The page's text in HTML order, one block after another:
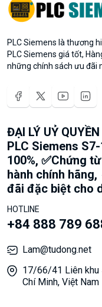
PLC Siemens là thương
PLC Siemens giá tốt,
những chính sách ưu đãi
ĐẠI LÝ UỶ
PLC Siemens
100%, ✅Chứng
hành chính
đãi đặc biệt cho
HOTLINE
+84 888 789
Lam@tudong.net
17/66/41 Liên khu
Chí Minh, Việt Nam